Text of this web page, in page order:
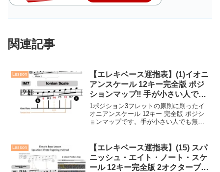
関連記事
Lesson
【エレキベース運指表】(1)イオニ
アンスケール 12キー完全版 ポジ
ションマップ‼︎ 手が小さい人でも
かんたん！【運指特訓ドリル完
成】
1ポジション3フレットの原則に則ったイ
オニアンスケール 12キー 完全版 ポジシ
ョンマップです。手が小さい人でも無理
イオニアン全12キー（PDF版）FREE
DOWNL...
Lesson
【エレキベース運指表】(15) スパ
ニッシュ・エイト・ノート・スケ
ール 12キー完全版 2オクターブポ